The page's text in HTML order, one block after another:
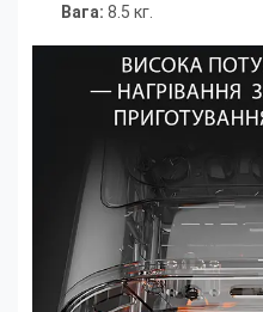
Вага: 8.5 кг.